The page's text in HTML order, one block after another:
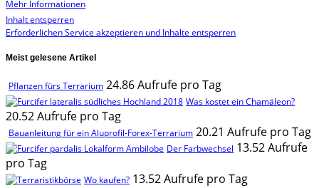
Mehr Informationen
Inhalt entsperren
Erforderlichen Service akzeptieren und Inhalte entsperren
Meist gelesene Artikel
Pflanzen fürs Terrarium 24.86 Aufrufe pro Tag
Was kostet ein Chamäleon?
20.52 Aufrufe pro Tag
Bauanleitung für ein Aluprofil-Forex-Terrarium 20.21 Aufrufe pro Tag
Der Farbwechsel 13.52 Aufrufe
pro Tag
Wo kaufen? 13.52 Aufrufe pro Tag